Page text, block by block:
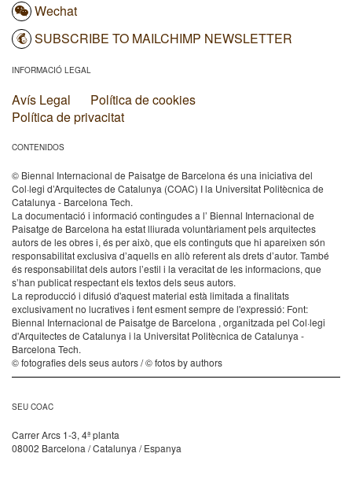
Wechat
SUBSCRIBE TO MAILCHIMP NEWSLETTER
INFORMACIÓ LEGAL
Avís Legal
Política de cookies
Política de privacitat
CONTENIDOS
© Biennal Internacional de Paisatge de Barcelona és una iniciativa del
Col·legi d’Arquitectes de Catalunya (COAC) I la Universitat Politècnica de
Catalunya - Barcelona Tech.
La documentació i informació contingudes a l’ Biennal Internacional de
Paisatge de Barcelona ha estat lliurada voluntàriament pels arquitectes
autors de les obres i, és per això, que els continguts que hi apareixen són
responsabilitat exclusiva d’aquells en allò referent als drets d’autor. També
és responsabilitat dels autors l’estil i la veracitat de les informacions, que
s’han publicat respectant els textos dels seus autors.
La reproducció i difusió d'aquest material està limitada a finalitats
exclusivament no lucratives i fent esment sempre de l'expressió: Font:
Biennal Internacional de Paisatge de Barcelona , organitzada pel Col·legi
d'Arquitectes de Catalunya i la Universitat Politècnica de Catalunya -
Barcelona Tech.
© fotografies dels seus autors / © fotos by authors
SEU COAC
Carrer Arcs 1-3, 4ª planta
08002 Barcelona / Catalunya / Espanya